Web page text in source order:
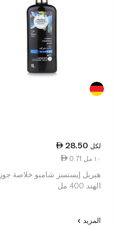
28.50 لكل
0.71 ١٠ مل
هيربل إيسنسز شامبو خلاصة جوز
الهند 400 مل
المزيد